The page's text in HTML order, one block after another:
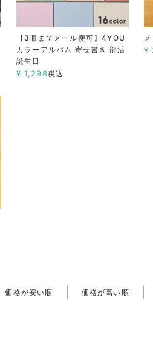
【3冊までメール便可】4YOU
カラーアルバム 寄せ書き 部活
誕生日
¥ 1,298税込
¥
価格が安い順 価格が高い順